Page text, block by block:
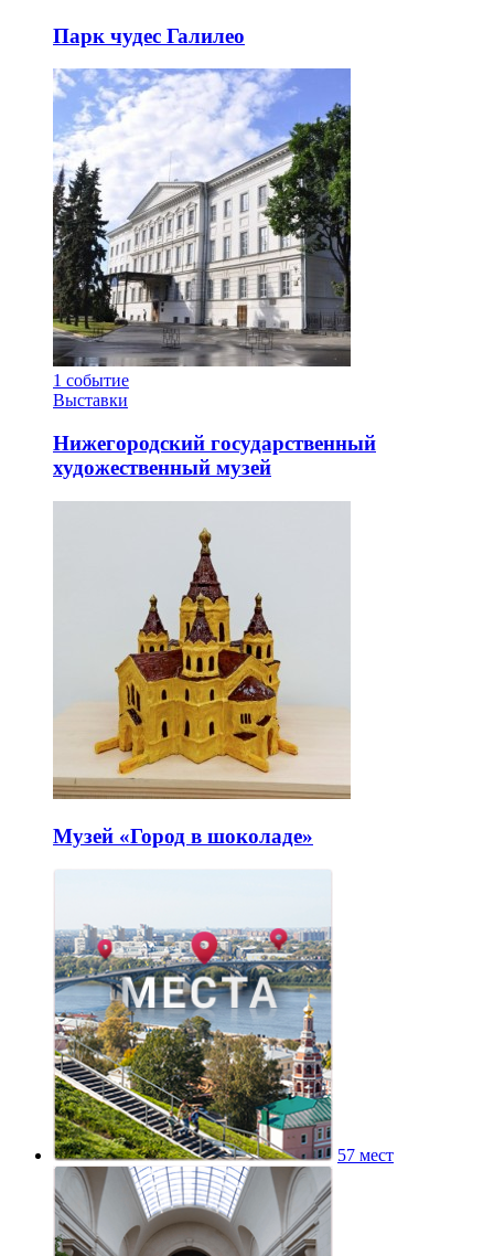
Парк чудес Галилео
1 событие
Выставки
Нижегородский государственный
художественный музей
Музей «Город в шоколаде»
57 мест